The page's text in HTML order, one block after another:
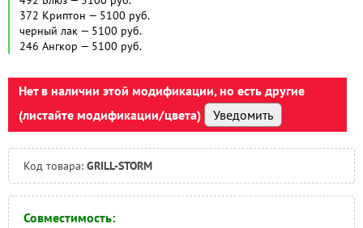
Нет в наличии этой модификации, но есть другие
(листайте модификации/цвета)
Уведомить
Код товара: GRILL-STORM
Совместимость: